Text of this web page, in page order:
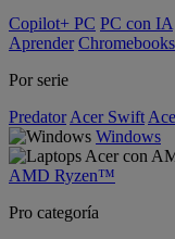
Copilot+ PC PC con IA
Aprender Chromebooks
Por serie
Predator Acer Swift
Windows
AMD Ryzen™
Pro categoría